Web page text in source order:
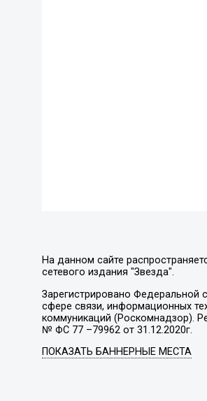
На данном сайте
сетевого издания "Звезда".
Зарегистрировано Федеральной
сфере связи, информационных
коммуникаций (Роскомнадзор).
№ ФС 77 –79962 от 31.12.2020г.
ПОКАЗАТЬ БАННЕРНЫЕ МЕСТА